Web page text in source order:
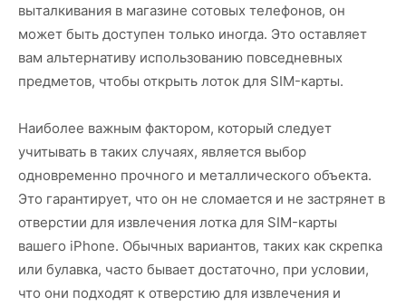
выталкивания в магазине сотовых телефонов, он
может быть доступен только иногда. Это оставляет
вам альтернативу использованию повседневных
предметов, чтобы открыть лоток для SIM-карты.
Наиболее важным фактором, который следует
учитывать в таких случаях, является выбор
одновременно прочного и металлического объекта.
Это гарантирует, что он не сломается и не застрянет в
отверстии для извлечения лотка для SIM-карты
вашего iPhone. Обычных вариантов, таких как скрепка
или булавка, часто бывает достаточно, при условии,
что они подходят к отверстию для извлечения и